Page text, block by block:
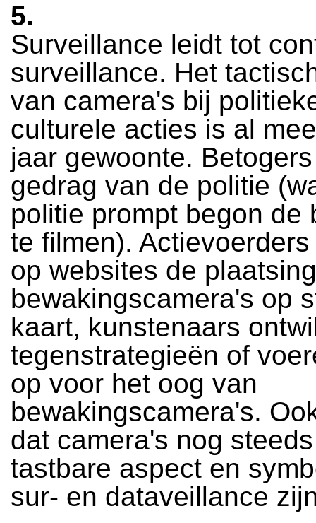
5.
Surveillance leidt tot
surveillance. Het
van camera's bij
culturele acties is al
jaar gewoonte.
gedrag van de politie
politie prompt begon de
te filmen).
op websites de
bewakingscamera's op
kaart, kunstenaars
tegenstrategieën of
op voor het oog van
bewakingscamera's.
dat camera's nog
tastbare aspect en
sur- en dataveillance